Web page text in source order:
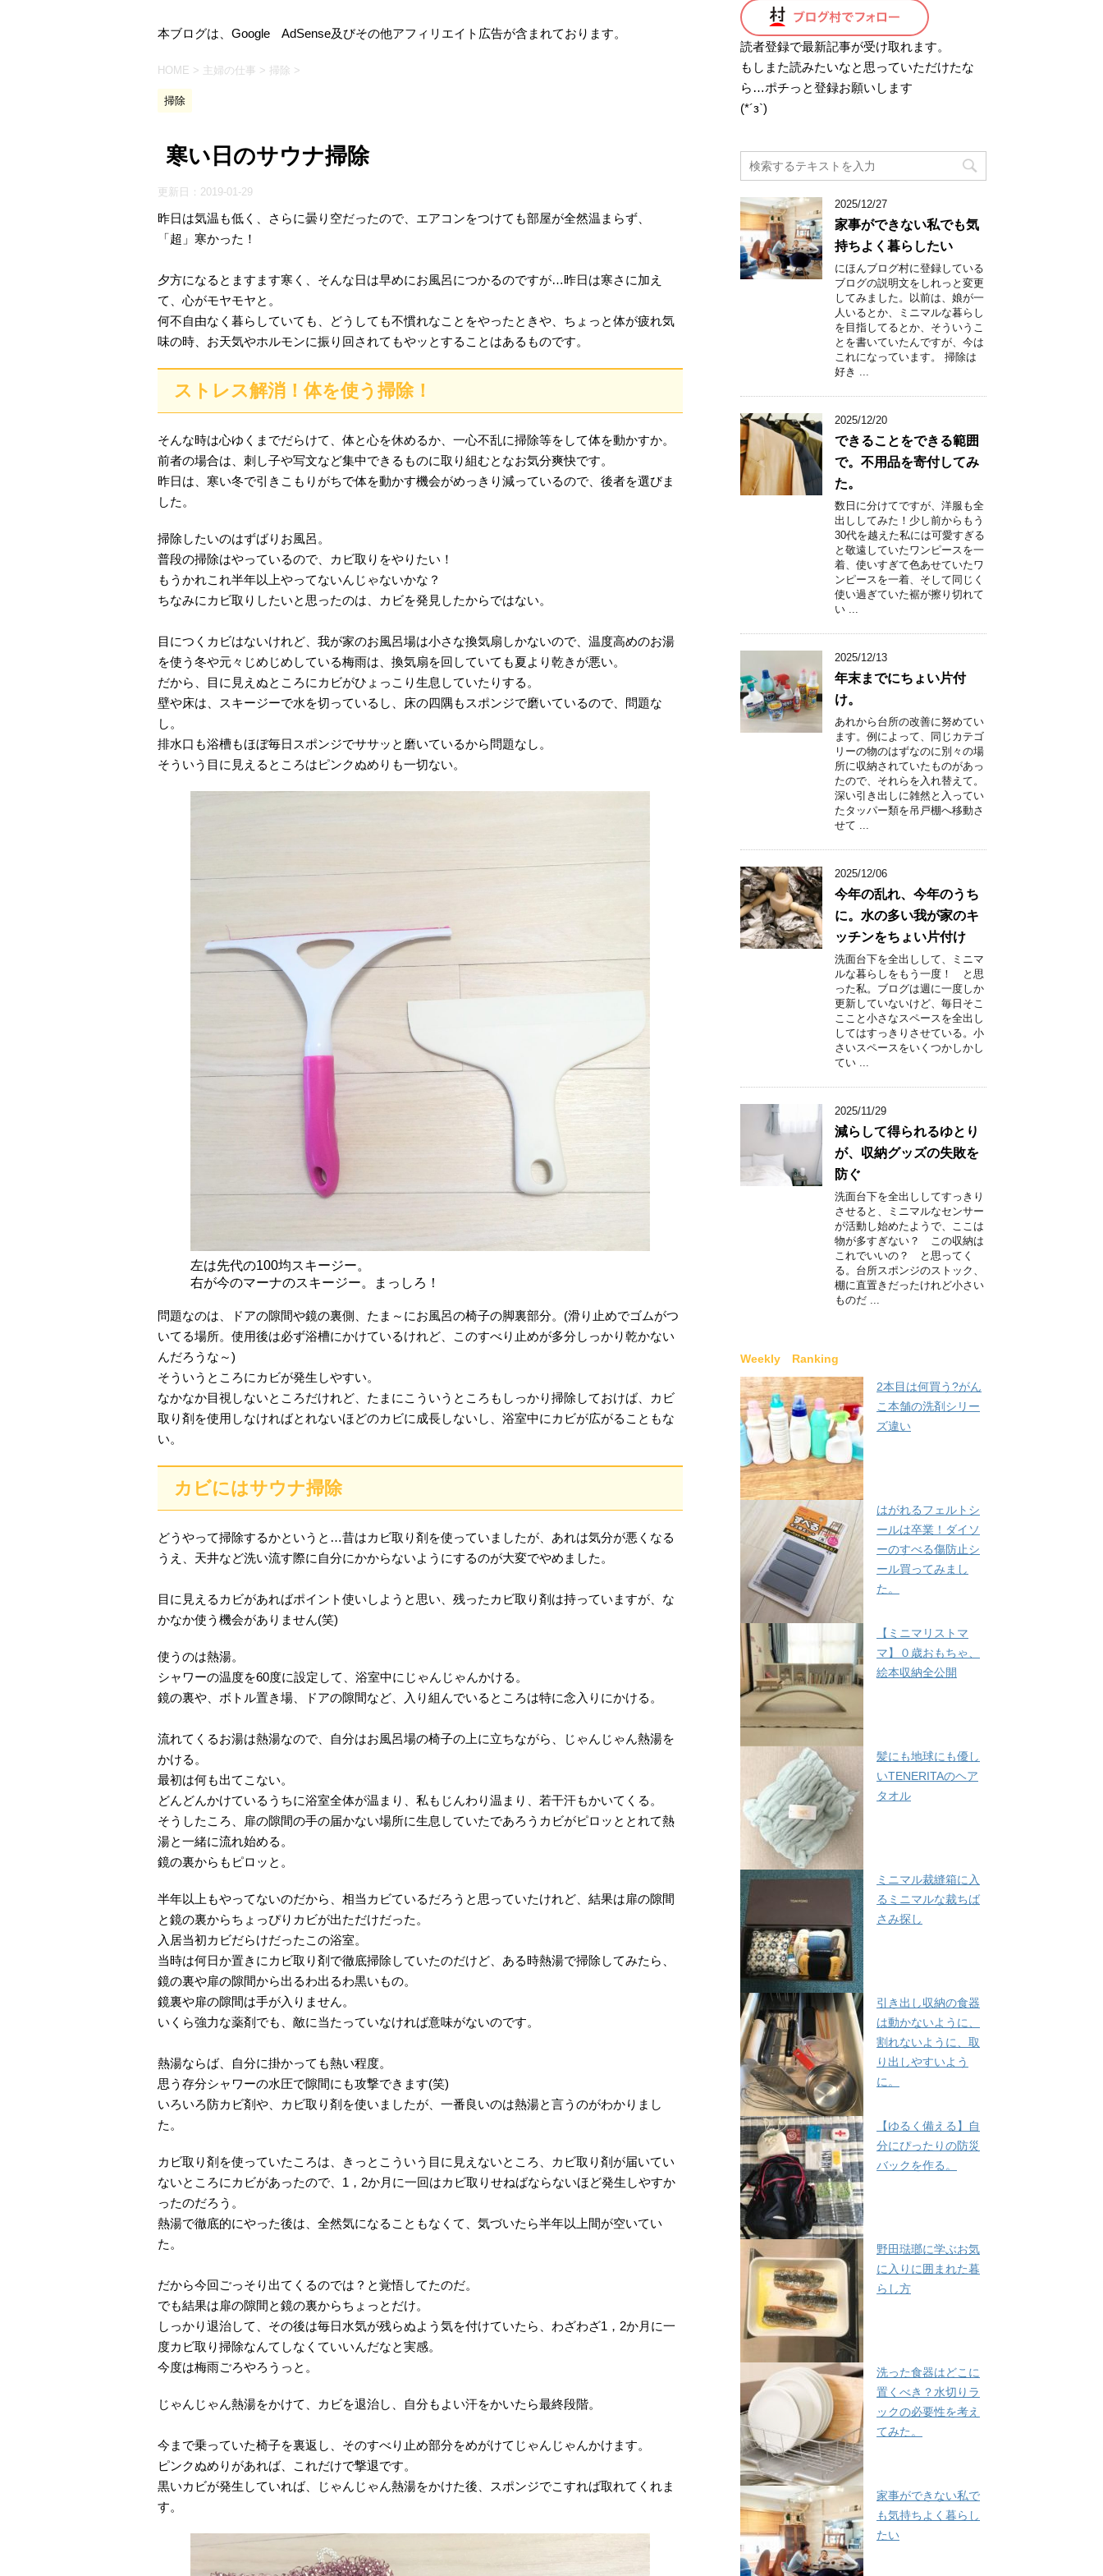
本ブログは、Google AdSense及びその他アフィリエイト広告が含まれております。
HOME > 主婦の仕事 > 掃除 >
掃除
寒い日のサウナ掃除
更新日： 2019-01-29
昨日は気温も低く、さらに曇り空だったので、エアコンをつけても部屋が全然温まらず、
「超」寒かった！
夕方になるとますます寒く、そんな日は早めにお風呂につかるのですが…昨日は寒さに加え
て、心がモヤモヤと。
何不自由なく暮らしていても、どうしても不慣れなことをやったときや、ちょっと体が疲れ気
味の時、お天気やホルモンに振り回されてもやッとすることはあるものです。
ストレス解消！体を使う掃除！
そんな時は心ゆくまでだらけて、体と心を休めるか、一心不乱に掃除等をして体を動かすか。
前者の場合は、刺し子や写文など集中できるものに取り組むとなお気分爽快です。
昨日は、寒い冬で引きこもりがちで体を動かす機会がめっきり減っているので、後者を選びま
した。
掃除したいのはずばりお風呂。
普段の掃除はやっているので、カビ取りをやりたい！
もうかれこれ半年以上やってないんじゃないかな？
ちなみにカビ取りしたいと思ったのは、カビを発見したからではない。
目につくカビはないけれど、我が家のお風呂場は小さな換気扇しかないので、温度高めのお湯
を使う冬や元々じめじめしている梅雨は、換気扇を回していても夏より乾きが悪い。
だから、目に見えぬところにカビがひょっこり生息していたりする。
壁や床は、スキージーで水を切っているし、床の四隅もスポンジで磨いているので、問題な
し。
排水口も浴槽もほぼ毎日スポンジでササッと磨いているから問題なし。
そういう目に見えるところはピンクぬめりも一切ない。
左は先代の100均スキージー。
右が今のマーナのスキージー。まっしろ！
問題なのは、ドアの隙間や鏡の裏側、たま～にお風呂の椅子の脚裏部分。(滑り止めでゴムがつ
いてる場所。使用後は必ず浴槽にかけているけれど、このすべり止めが多分しっかり乾かない
んだろうな～)
そういうところにカビが発生しやすい。
なかなか目視しないところだけれど、たまにこういうところもしっかり掃除しておけば、カビ
取り剤を使用しなければとれないほどのカビに成長しないし、浴室中にカビが広がることもな
い。
カビにはサウナ掃除
どうやって掃除するかというと…昔はカビ取り剤を使っていましたが、あれは気分が悪くなる
うえ、天井など洗い流す際に自分にかからないようにするのが大変でやめました。
目に見えるカビがあればポイント使いしようと思い、残ったカビ取り剤は持っていますが、な
かなか使う機会がありません(笑)
使うのは熱湯。
シャワーの温度を60度に設定して、浴室中にじゃんじゃんかける。
鏡の裏や、ボトル置き場、ドアの隙間など、入り組んでいるところは特に念入りにかける。
流れてくるお湯は熱湯なので、自分はお風呂場の椅子の上に立ちながら、じゃんじゃん熱湯を
かける。
最初は何も出てこない。
どんどんかけているうちに浴室全体が温まり、私もじんわり温まり、若干汗もかいてくる。
そうしたころ、扉の隙間の手の届かない場所に生息していたであろうカビがピロッととれて熱
湯と一緒に流れ始める。
鏡の裏からもピロッと。
半年以上もやってないのだから、相当カビているだろうと思っていたけれど、結果は扉の隙間
と鏡の裏からちょっぴりカビが出ただけだった。
入居当初カビだらけだったこの浴室。
当時は何日か置きにカビ取り剤で徹底掃除していたのだけど、ある時熱湯で掃除してみたら、
鏡の裏や扉の隙間から出るわ出るわ黒いもの。
鏡裏や扉の隙間は手が入りません。
いくら強力な薬剤でも、敵に当たっていなければ意味がないのです。
熱湯ならば、自分に掛かっても熱い程度。
思う存分シャワーの水圧で隙間にも攻撃できます(笑)
いろいろ防カビ剤や、カビ取り剤を使いましたが、一番良いのは熱湯と言うのがわかりまし
た。
カビ取り剤を使っていたころは、きっとこういう目に見えないところ、カビ取り剤が届いてい
ないところにカビがあったので、1，2か月に一回はカビ取りせねばならないほど発生しやすか
ったのだろう。
熱湯で徹底的にやった後は、全然気になることもなくて、気づいたら半年以上間が空いてい
た。
だから今回ごっそり出てくるのでは？と覚悟してたのだ。
でも結果は扉の隙間と鏡の裏からちょっとだけ。
しっかり退治して、その後は毎日水気が残らぬよう気を付けていたら、わざわざ1，2か月に一
度カビ取り掃除なんてしなくていいんだなと実感。
今度は梅雨ごろやろうっと。
じゃんじゃん熱湯をかけて、カビを退治し、自分もよい汗をかいたら最終段階。
今まで乗っていた椅子を裏返し、そのすべり止め部分をめがけてじゃんじゃんかけます。
ピンクぬめりがあれば、これだけで撃退です。
黒いカビが発生していれば、じゃんじゃん熱湯をかけた後、スポンジでこすれば取れてくれま
す。
読者登録で最新記事が受け取れます。
もしまた読みたいなと思っていただけたな
ら…ポチっと登録お願いします
(*´з`)
2025/12/27
家事ができない私でも気
持ちよく暮らしたい
にほんブログ村に登録している
ブログの説明文をしれっと変更
してみました。以前は、娘が一
人いるとか、ミニマルな暮らし
を目指してるとか、そういうこ
とを書いていたんですが、今は
これになっています。 掃除は
好き ...
2025/12/20
できることをできる範囲
で。不用品を寄付してみ
た。
数日に分けてですが、洋服も全
出ししてみた！少し前からもう
30代を越えた私には可愛すぎる
と敬遠していたワンピースを一
着、使いすぎて色あせていたワ
ンピースを一着、そして同じく
使い過ぎていた裾が擦り切れて
い ...
2025/12/13
年末までにちょい片付
け。
あれから台所の改善に努めてい
ます。例によって、同じカテゴ
リーの物のはずなのに別々の場
所に収納されていたものがあっ
たので、それらを入れ替えて。
深い引き出しに雑然と入ってい
たタッパー類を吊戸棚へ移動さ
せて ...
2025/12/06
今年の乱れ、今年のうち
に。水の多い我が家のキ
ッチンをちょい片付け
洗面台下を全出しして、ミニマ
ルな暮らしをもう一度！ と思
った私。ブログは週に一度しか
更新していないけど、毎日そこ
ここと小さなスペースを全出し
してはすっきりさせている。小
さいスペースをいくつかしかし
てい ...
2025/11/29
減らして得られるゆとり
が、収納グッズの失敗を
防ぐ
洗面台下を全出ししてすっきり
させると、ミニマルなセンサー
が活動し始めたようで、ここは
物が多すぎない？ この収納は
これでいいの？ と思ってく
る。台所スポンジのストック、
棚に直置きだったけれど小さい
ものだ ...
Weekly Ranking
2本目は何買う?がん
こ本舗の洗剤シリー
ズ違い
はがれるフェルトシ
ールは卒業！ダイソ
ーのすべる傷防止シ
ール買ってみまし
た。
【ミニマリストマ
マ】０歳おもちゃ、
絵本収納全公開
髪にも地球にも優し
いTENERITAのヘア
タオル
ミニマル裁縫箱に入
るミニマルな裁ちば
さみ探し
引き出し収納の食器
は動かないように、
割れないように、取
り出しやすいよう
に。
【ゆるく備える】自
分にぴったりの防災
バックを作る。
野田琺瑯に学ぶお気
に入りに囲まれた暮
らし方
洗った食器はどこに
置くべき？水切りラ
ックの必要性を考え
てみた。
家事ができない私で
も気持ちよく暮らし
たい